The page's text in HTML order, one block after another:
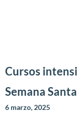
Cursos
Semana Santa
6 marzo, 2025